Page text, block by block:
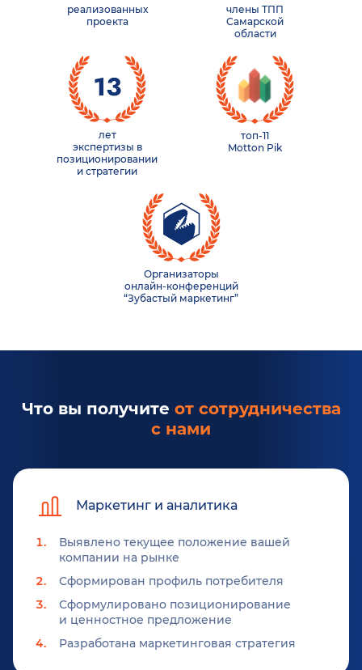
реализованных
проекта
члены ТПП
Самарской
области
лет
экспертизы в
позиционировании
и стратегии
топ-11
Motton Pik
Организаторы
онлайн-конференций
“Зубастый маркетинг”
Что вы получите от сотрудничества
с нами
Маркетинг и аналитика
Выявлено текущее положение вашей
компании на рынке
Сформирован профиль потребителя
Сформулировано позиционирование
и ценностное предложение
Разработана маркетинговая стратегия